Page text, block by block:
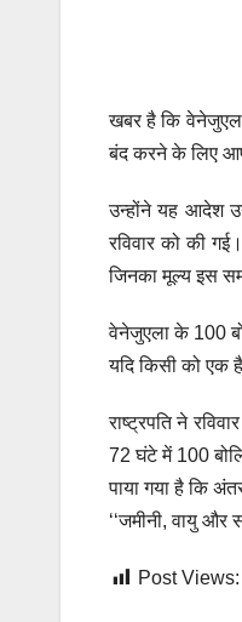
खबर है कि
बंद करने के लिए
उन्होंने यह आदेश
रविवार को की
जिनका मूल्य इस
वेनेजुएला के 100
यदि किसी को एक
राष्ट्रपति ने
72 घंटे में 100
पाया गया है कि
‘‘जमीनी, वायु और
Post Views: